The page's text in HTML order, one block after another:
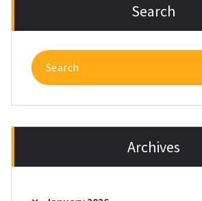
Search
Search
for:
Archives